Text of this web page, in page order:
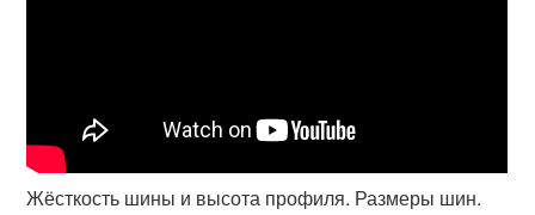
Жёсткость шины и высота профиля. Размеры шин.